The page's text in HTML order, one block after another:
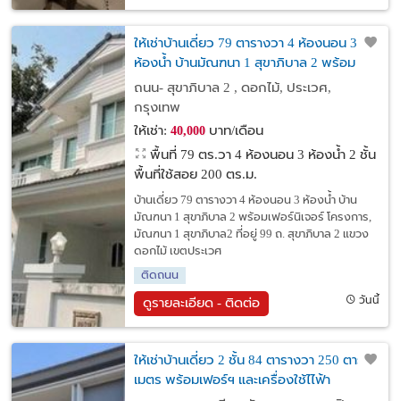
ให้เช่าบ้านเดี่ยว 79 ตารางวา 4 ห้องนอน 3
ห้องน้ำ บ้านมัณฑนา 1 สุขาภิบาล 2 พร้อม
เฟอร์นิเจอร์
ถนน- สุขาภิบาล 2 , ดอกไม้, ประเวศ,
กรุงเทพ
ให้เช่า: 40,000บาท/เดือน
พื้นที่ 79 ตร.วา 4 ห้องนอน 3 ห้องน้ำ 2 ชั้น
พื้นที่ใช้สอย 200 ตร.ม.
บ้านเดี่ยว 79 ตารางวา 4 ห้องนอน 3 ห้องน้ำ บ้าน
มัณฑนา 1 สุขาภิบาล 2 พร้อมเฟอร์นิเจอร์ โครงการ,
มัณฑนา 1 สุขาภิบาล2 ที่อยู่ 99 ถ. สุขาภิบาล 2 แขวง
ดอกไม้ เขตประเวศ
ติดถนน
ดูรายละเอียด - ติดต่อ วันนี้
ให้เช่าบ้านเดี่ยว 2 ชั้น 84 ตารางวา 250 ตาราง
เมตร พร้อมเฟอร์ฯ และเครื่องใช้ไไฟ้า